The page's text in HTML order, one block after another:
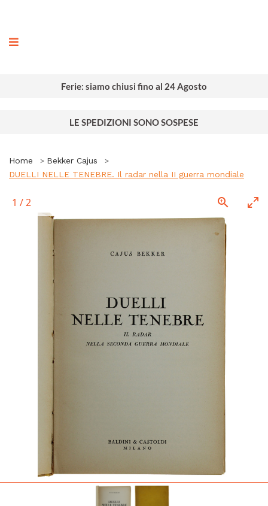
Ferie: siamo chiusi fino al 24 Agosto
LE SPEDIZIONI SONO SOSPESE
Home
Bekker Cajus
DUELLI NELLE TENEBRE. Il radar nella II guerra mondiale
1 /2